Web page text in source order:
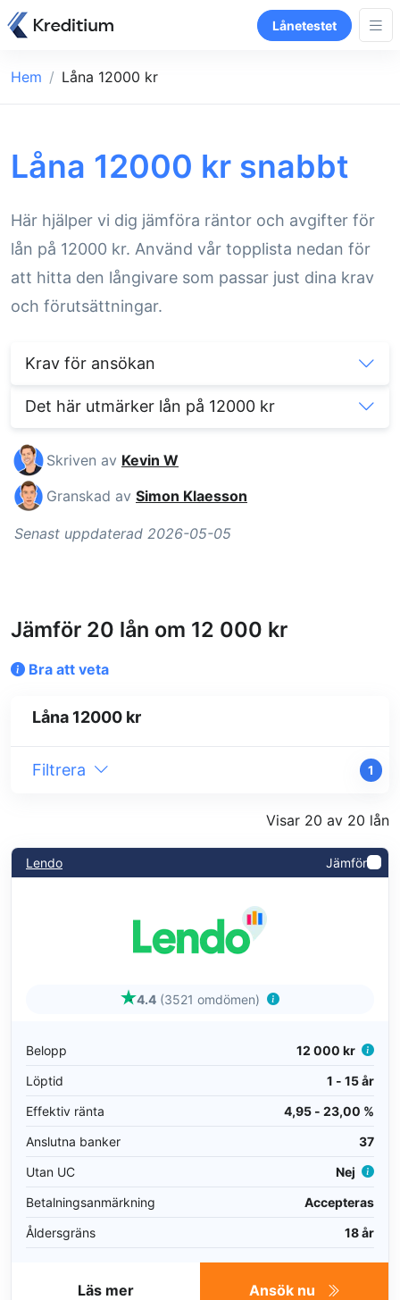
Lånetestet
Hem Låna 12000 kr
Låna 12000 kr snabbt
Här hjälper vi dig jämföra räntor och avgifter för
lån på 12000 kr. Använd vår topplista nedan för
att hitta den långivare som passar just dina krav
och förutsättningar.
Krav för ansökan
Det här utmärker lån på 12000 kr
Skriven av Kevin W
Granskad av Simon Klaesson
Senast uppdaterad 2026-05-05
Jämför 20 lån om 12 000 kr
Bra att veta
Låna 12000 kr
Filtrera 1
Visar 20 av 20 lån
Lendo Jämför
4.4 (3521 omdömen)
Belopp
12 000 kr
Löptid
1 - 15 år
Effektiv ränta
4,95 - 23,00 %
Anslutna banker
37
Utan UC
Nej
Betalningsanmärkning
Accepteras
Åldersgräns
18 år
Ansök nu
Läs mer